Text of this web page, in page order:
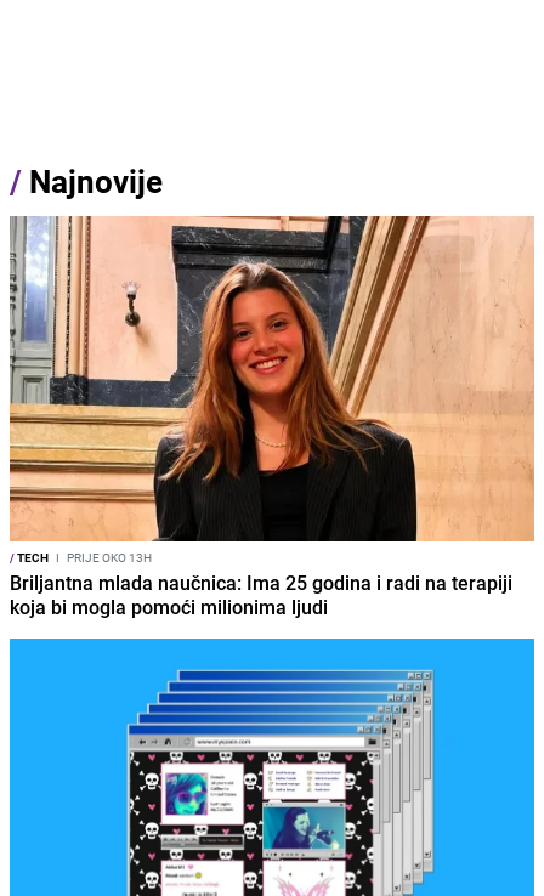
/ Najnovije
/TECH I PRIJE OKO 13H
Briljantna mlada naučnica: Ima 25 godina i radi na terapiji
koja bi mogla pomoći milionima ljudi